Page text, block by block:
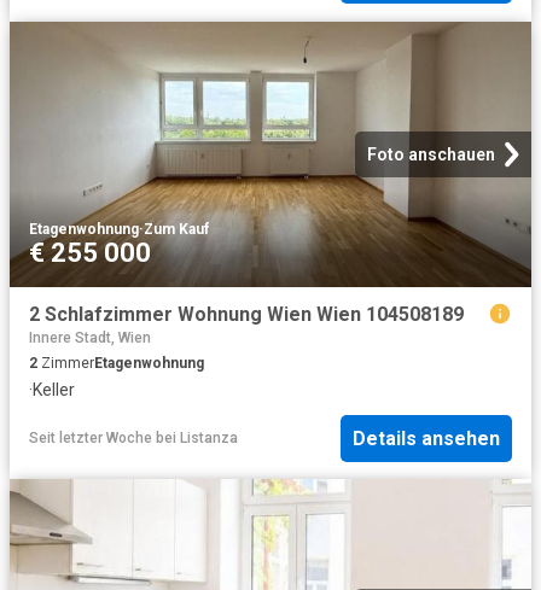
Foto anschauen
Etagenwohnung·Zum Kauf
€ 255 000
2 Schlafzimmer Wohnung Wien Wien 104508189
Innere Stadt, Wien
2 ZimmerEtagenwohnung
·Keller
Seit letzter Woche bei Listanza Details ansehen